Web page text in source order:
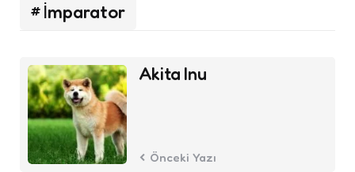
İmparator
Post
navigation
Akita Inu
Önceki Yazı